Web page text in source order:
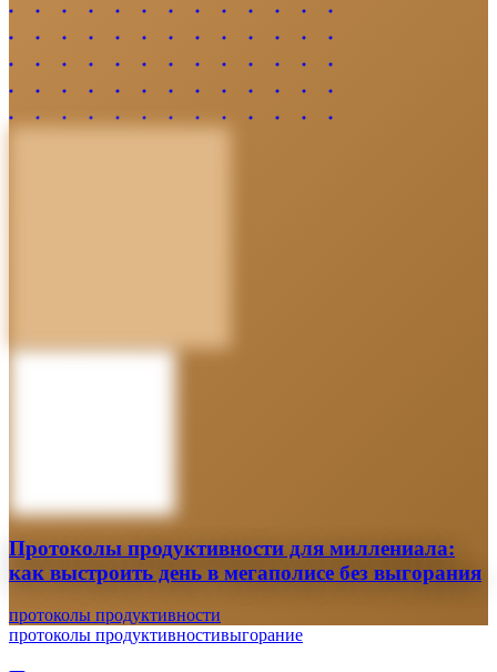
Протоколы продуктивности для миллениала:
как выстроить день в мегаполисе без выгорания
протоколы продуктивности
протоколы продуктивностивыгорание